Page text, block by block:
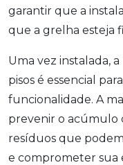
garantir que a
que a grelha esteja
Uma vez instalada,
pisos é essencial
funcionalidade. A
prevenir o acúmulo
resíduos que
e comprometer sua